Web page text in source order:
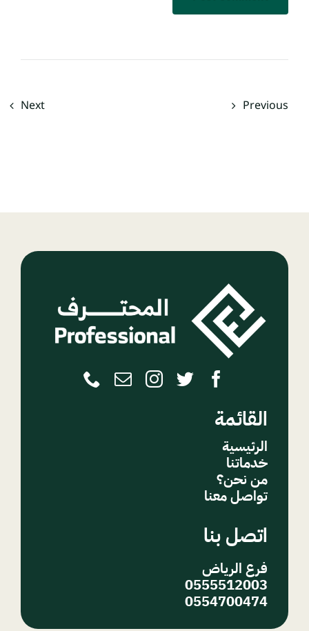
Previous
Next
القائمة
الرئيسية
خدماتنا
من نحن؟
تواصل معنا
اتصل بنا
فرع الرياض
0555512003
0554700474